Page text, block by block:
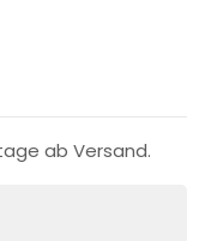
ab Versand.